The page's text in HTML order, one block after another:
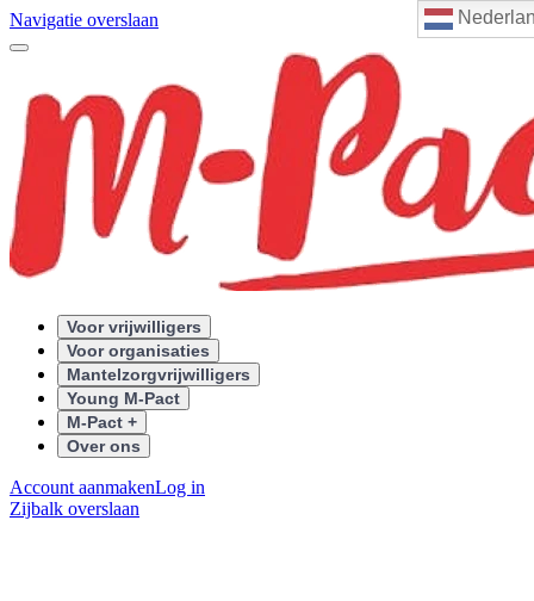
Navigatie overslaan
Voor vrijwilligers
Voor organisaties
Mantelzorgvrijwilligers
Young M-Pact
M-Pact +
Over ons
Account aanmakenLog in
Zijbalk overslaan